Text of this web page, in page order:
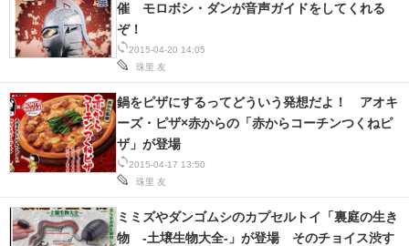
2015-04-20 14:05
珠里 友
催 モロボシ・ダンが音声ガイドをしてくれる
ぞ！
2015-04-17 13:50
珠里 友
鍋をピザにするってどういう発想だよ！ アオキ
ーズ・ピザ×赤からの「赤からコーチンつくねピ
ザ」が登場
ミミズやダンゴムシのカプセルトイ「裏庭の生き
物 -土壌生物大全-」が登場 そのチョイス渋す